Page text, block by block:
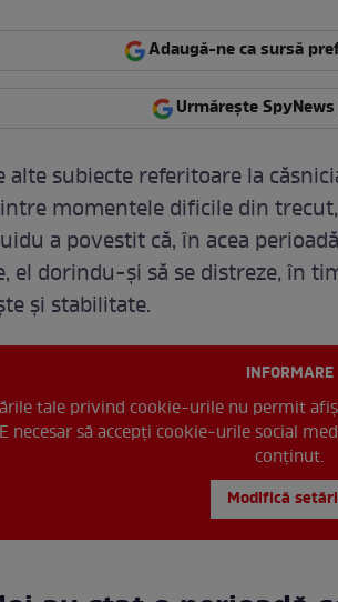
Adaugă-ne ca sursă
Urmărește
alte subiecte referitoare la
momentele dificile din
a povestit că, în acea
el dorindu-și să se distreze, în
și stabilitate.
INFORMARE
tale privind cookie-urile nu permit
E necesar să accepți cookie-urile social
conținut.
Modifică